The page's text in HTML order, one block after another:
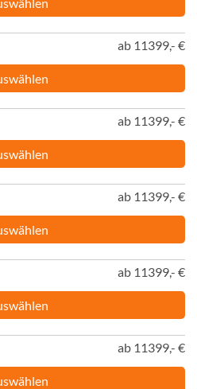
ab 11399,- €
ab 11399,- €
ab 11399,- €
ab 11399,- €
ab 11399,- €